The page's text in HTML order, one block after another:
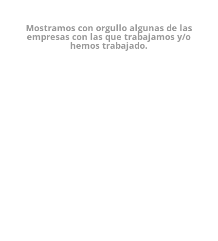
Mostramos con orgullo algunas de las
empresas con las que trabajamos y/o
hemos trabajado.